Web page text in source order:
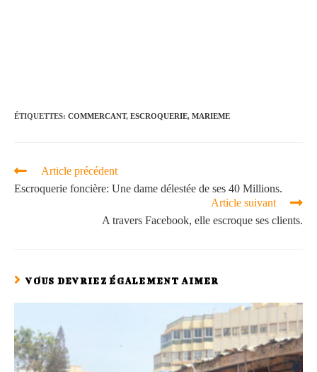
ÉTIQUETTES: COMMERCANT, ESCROQUERIE, MARIEME
Article précédent
Escroquerie foncière: Une dame délestée de ses 40 Millions.
Article suivant
A travers Facebook, elle escroque ses clients.
VOUS DEVRIEZ ÉGALEMENT AIMER